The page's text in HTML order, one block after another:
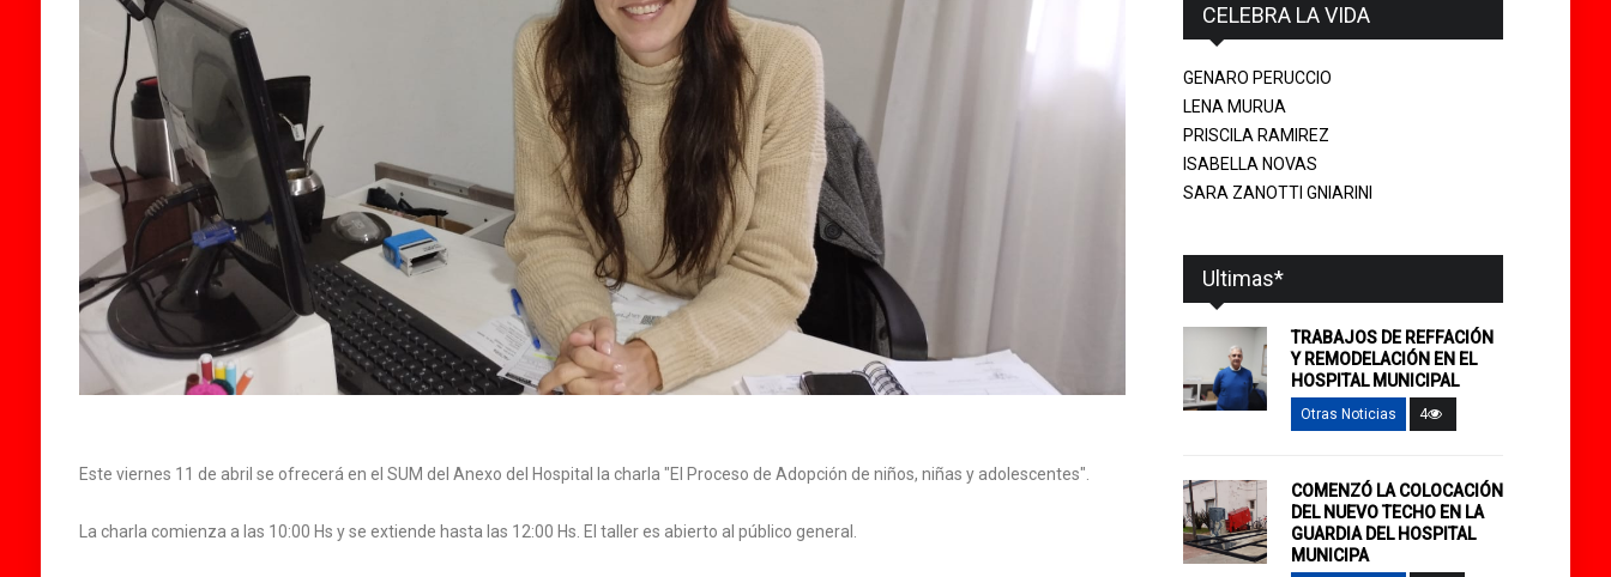
Este viernes 11 de abril se ofrecerá en el SUM del Anexo del Hospital la charla "El Proceso de Adopción de niños, niñas y adolescentes".
La charla comienza a las 10:00 Hs y se extiende hasta las 12:00 Hs. El taller es abierto al público general.
CELEBRA LA VIDA
GENARO PERUCCIO
LENA MURUA
PRISCILA RAMIREZ
ISABELLA NOVAS
SARA ZANOTTI GNIARINI
Ultimas*
TRABAJOS DE REFFACIÓN
Y REMODELACIÓN EN EL
HOSPITAL MUNICIPAL
Otras Noticias 4
COMENZÓ LA COLOCACIÓN
DEL NUEVO TECHO EN LA
GUARDIA DEL HOSPITAL
MUNICIPA